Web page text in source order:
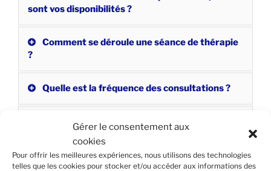
Gérer le consentement aux
cookies
Pour offrir les meilleures expériences, nous utilisons des technologies
telles que les cookies pour stocker et/ou accéder aux informations des
sont vos disponibilités ?
Comment se déroule une séance de thérapie
?
Quelle est la fréquence des consultations ?
Combien de séances sont nécessaires ?
Devrais-je surtout parler de mon passé ?